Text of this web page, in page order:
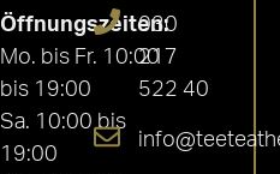
Öffnungszeiten:
Mo. bis Fr. 10:00
bis 19:00
Sa. 10:00 bis
19:00
030
217
522 40